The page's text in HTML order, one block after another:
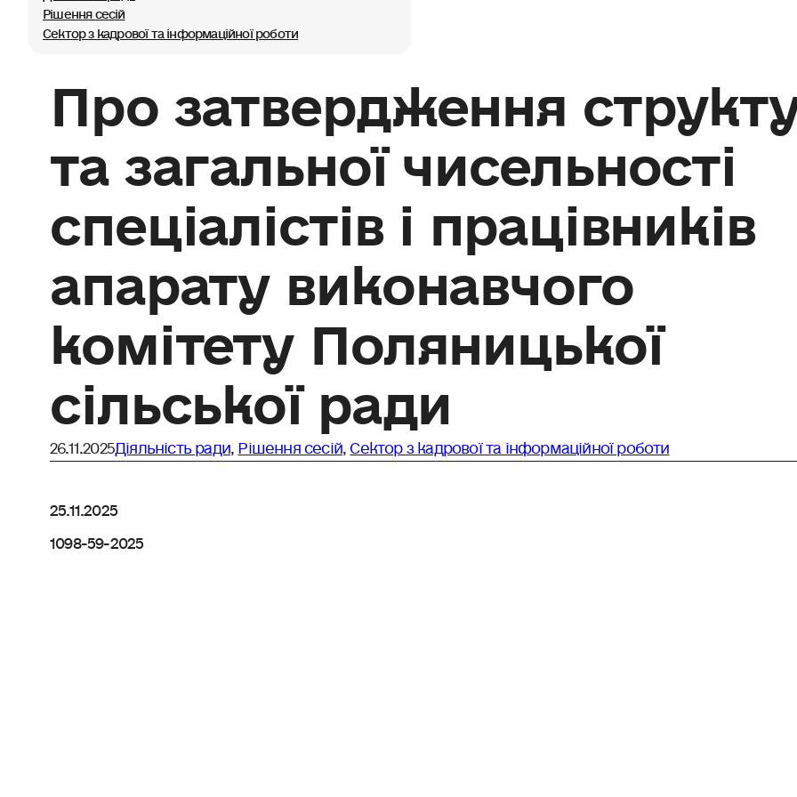
Рішення сесій
Сектор з кадрової та інформаційної роботи
Про затвердження
та загальної чисельності
спеціалістів і працівників
апарату виконавчого
комітету Поляницької
сільської ради
26.11.2025Діяльність ради Рішення сесій Сектор з кадрової та інформаційної роботи
25.11.2025
1098-59-2025